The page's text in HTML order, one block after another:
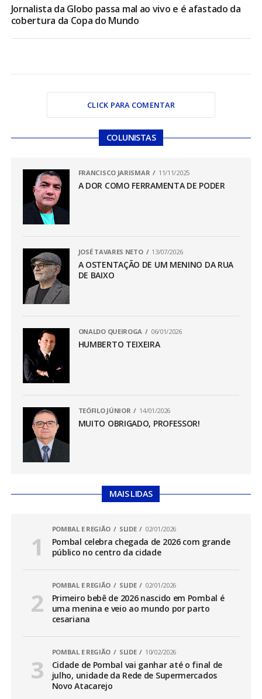
Jornalista da Globo passa mal ao vivo e é afastado da
cobertura da Copa do Mundo
CLICK PARA COMENTAR
COLUNISTAS
FRANCISCO JARISMAR 11/11/2025
A DOR COMO FERRAMENTA DE PODER
JOSÉ TAVARES NETO 13/07/2026
A OSTENTAÇÃO DE UM MENINO DA RUA
DE BAIXO
ONALDO QUEIROGA 06/01/2026
HUMBERTO TEIXEIRA
TEÓFILO JÚNIOR 14/01/2026
MUITO OBRIGADO, PROFESSOR!
MAIS LIDAS
POMBAL E REGIÃO SLIDE 02/01/2026
Pombal celebra chegada de 2026 com grande
público no centro da cidade
POMBAL E REGIÃO SLIDE 02/01/2026
Primeiro bebê de 2026 nascido em Pombal é
uma menina e veio ao mundo por parto
cesariana
POMBAL E REGIÃO SLIDE 10/02/2026
Cidade de Pombal vai ganhar até o final de
julho, unidade da Rede de Supermercados
Novo Atacarejo